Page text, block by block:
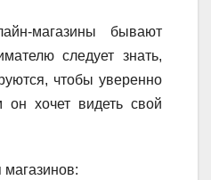
магазины бывают
следует знать,
чтобы уверенно
он хочет видеть свой
магазинов: